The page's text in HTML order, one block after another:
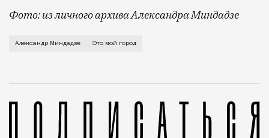
Фото: из личного архива Александра Миндадзе
Об исчезнувшей культуре домов
Александр Миндадзе Это мой город